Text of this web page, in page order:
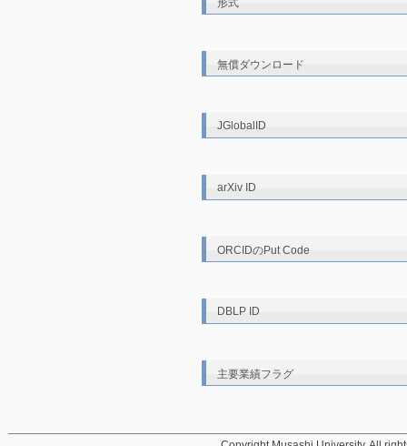
形式
無償ダウンロード
JGlobalID
arXiv ID
ORCIDのPut Code
DBLP ID
主要業績フラグ